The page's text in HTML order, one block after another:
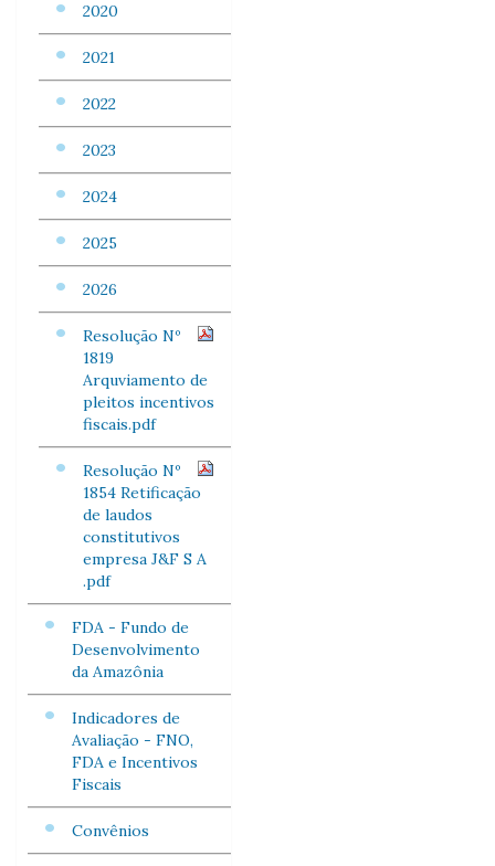
2020
2021
2022
2023
2024
2025
2026
Resolução Nº
1819
Arquviamento de
pleitos incentivos
fiscais.pdf
Resolução Nº
1854 Retificação
de laudos
constitutivos
empresa J&F S A
.pdf
FDA - Fundo de
Desenvolvimento
da Amazônia
Indicadores de
Avaliação - FNO,
FDA e Incentivos
Fiscais
Convênios